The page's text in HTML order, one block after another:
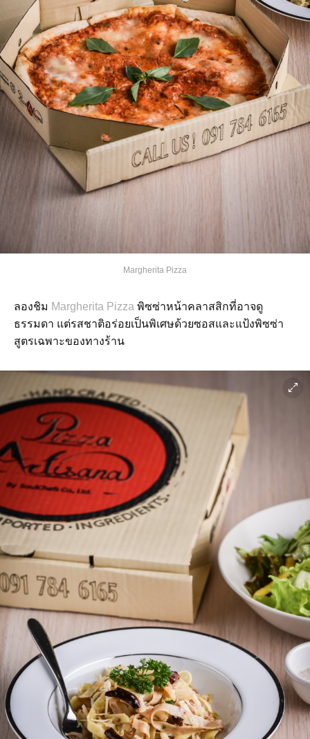
Margherita Pizza
ลองชิม Margherita Pizza พิซซ่าหน้าคลาสสิกที่อาจดู
ธรรมดา แต่รสชาติอร่อยเป็นพิเศษด้วยซอสและแป้งพิซซ่า
สูตรเฉพาะของทางร้าน